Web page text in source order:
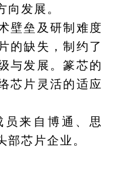
发展。
壁垒及研制难度
的缺失，制约了
与发展。篆芯的
芯片灵活的适应
来自博通、思
芯片企业。